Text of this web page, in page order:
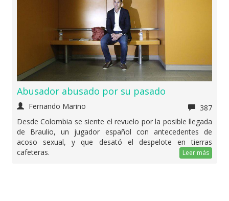
Abusador abusado por su pasado
Fernando Marino
387
Desde Colombia se siente el revuelo por la posible llegada
de Braulio, un jugador español con antecedentes de
acoso sexual, y que desató el despelote en tierras
cafeteras.
Leer más